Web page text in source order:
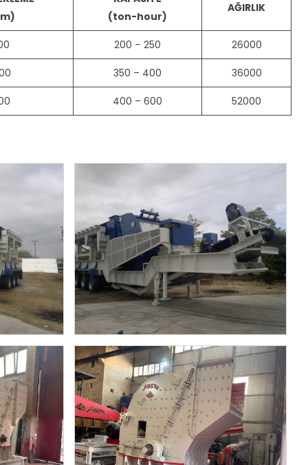
(ton-hour)
AĞIRLIK
200 – 250 26000
350 – 400 36000
400 – 600 52000